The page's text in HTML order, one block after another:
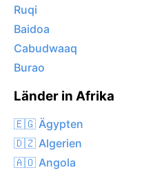
Ruqi
Baidoa
Cabudwaaq
Burao
Länder in Afrika
🇪🇬 Ägypten
🇩🇿 Algerien
🇦🇴 Angola